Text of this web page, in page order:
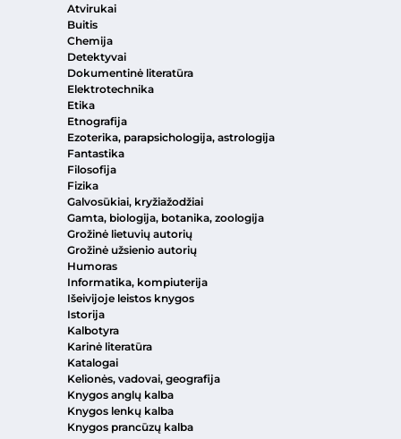
Atvirukai
Buitis
Chemija
Detektyvai
Dokumentinė literatūra
Elektrotechnika
Etika
Etnografija
Ezoterika, parapsichologija, astrologija
Fantastika
Filosofija
Fizika
Galvosūkiai, kryžiažodžiai
Gamta, biologija, botanika, zoologija
Grožinė lietuvių autorių
Grožinė užsienio autorių
Humoras
Informatika, kompiuterija
Išeivijoje leistos knygos
Istorija
Kalbotyra
Karinė literatūra
Katalogai
Kelionės, vadovai, geografija
Knygos anglų kalba
Knygos lenkų kalba
Knygos prancūzų kalba